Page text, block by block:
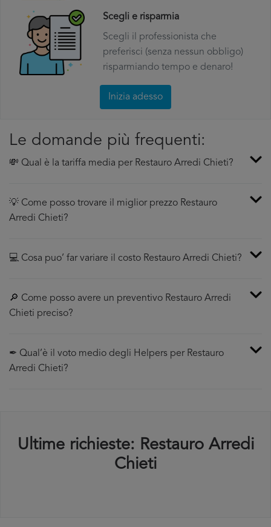
Scegli e risparmia
Scegli il professionista che
preferisci (senza nessun obbligo)
risparmiando tempo e denaro!
Inizia adesso
Le domande più frequenti:
💸 Qual è la tariffa media per Restauro Arredi Chieti?
💡 Come posso trovare il miglior prezzo Restauro
Arredi Chieti?
💻 Cosa puo’ far variare il costo Restauro Arredi Chieti?
🔎 Come posso avere un preventivo Restauro Arredi
Chieti preciso?
✒ Qual’è il voto medio degli Helpers per Restauro
Arredi Chieti?
Ultime richieste: Restauro Arredi
Chieti